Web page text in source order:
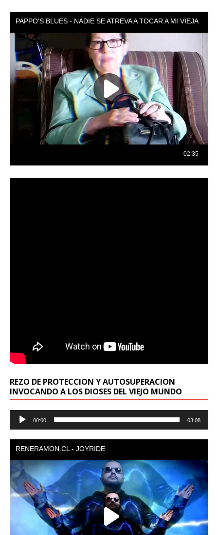
REZO DE PROTECCION Y AUTOSUPERACION
INVOCANDO A LOS DIOSES DEL VIEJO MUNDO
Reproductor
00:00 03:08